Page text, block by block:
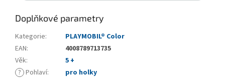
Doplňkové parametry
Kategorie:
PLAYMOBIL® Color
EAN:
4008789713735
Věk:
5 +
? Pohlaví:
pro holky